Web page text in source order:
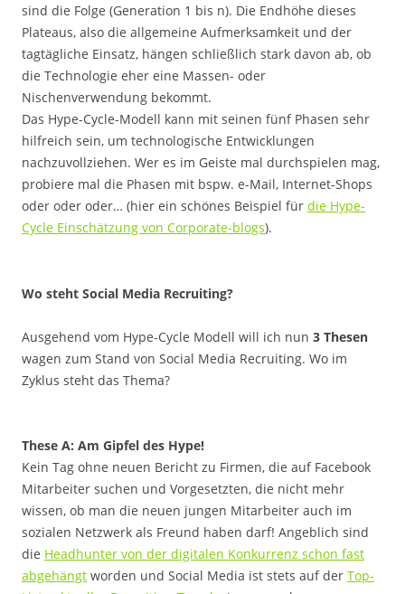
sind die Folge (Generation 1 bis n). Die Endhöhe dieses
Plateaus, also die allgemeine Aufmerksamkeit und der
tagtägliche Einsatz, hängen schließlich stark davon ab, ob
die Technologie eher eine Massen- oder
Nischenverwendung bekommt.
Das Hype-Cycle-Modell kann mit seinen fünf Phasen sehr
hilfreich sein, um technologische Entwicklungen
nachzuvollziehen. Wer es im Geiste mal durchspielen mag,
probiere mal die Phasen mit bspw. e-Mail, Internet-Shops
oder oder oder… (hier ein schönes Beispiel für die Hype-
Cycle Einschätzung von Corporate-blogs).
Wo steht Social Media Recruiting?
Ausgehend vom Hype-Cycle Modell will ich nun 3 Thesen
wagen zum Stand von Social Media Recruiting. Wo im
Zyklus steht das Thema?
These A: Am Gipfel des Hype!
Kein Tag ohne neuen Bericht zu Firmen, die auf Facebook
Mitarbeiter suchen und Vorgesetzten, die nicht mehr
wissen, ob man die neuen jungen Mitarbeiter auch im
sozialen Netzwerk als Freund haben darf! Angeblich sind
die Headhunter von der digitalen Konkurrenz schon fast
abgehängt worden und Social Media ist stets auf der Top-